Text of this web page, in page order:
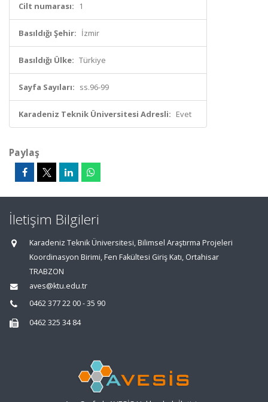
Cilt numarası: 1
Basıldığı Şehir: İzmir
Basıldığı Ülke: Türkiye
Sayfa Sayıları: ss.96-99
Karadeniz Teknik Üniversitesi Adresli: Evet
Paylaş
İletişim Bilgileri
Karadeniz Teknik Üniversitesi, Bilimsel Araştırma Projeleri
Koordinasyon Birimi, Fen Fakültesi Giriş Katı, Ortahisar
TRABZON
aves@ktu.edu.tr
0462 377 22 00 - 35 90
0462 325 34 84